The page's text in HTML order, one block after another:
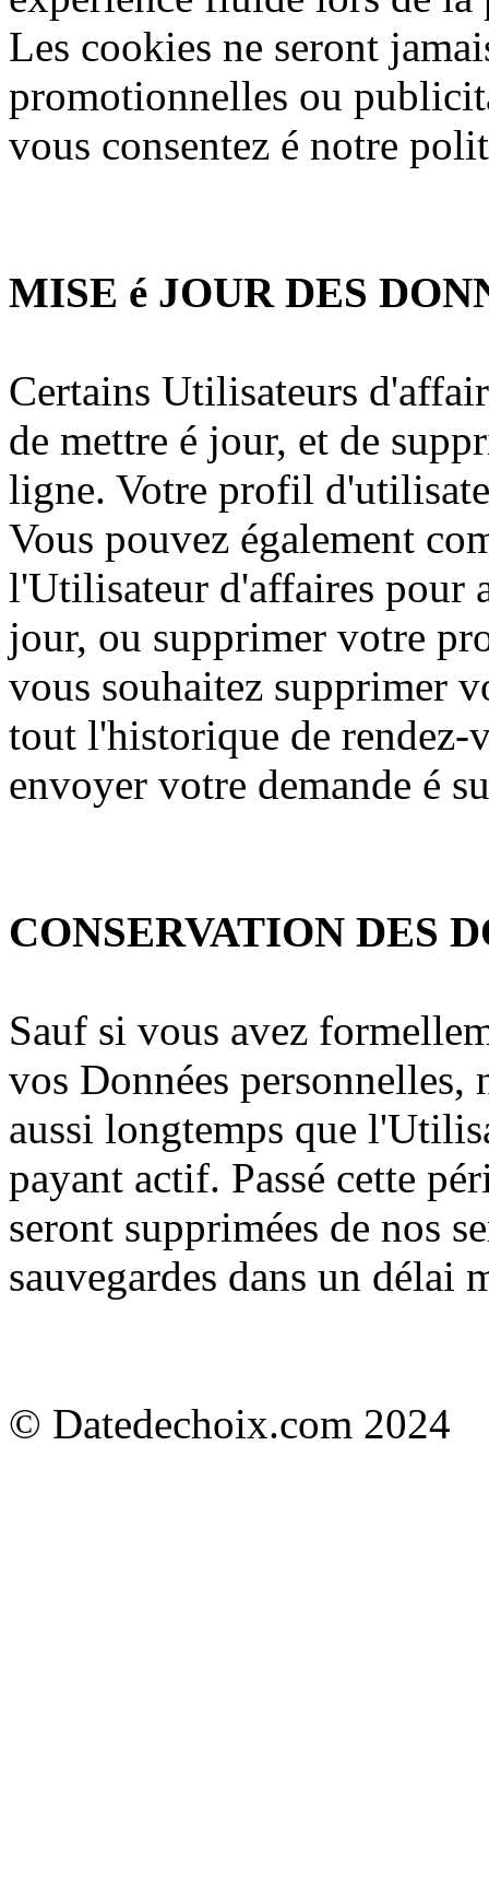
Les cookies ne seront
promotionnelles ou
vous consentez é notre
MISE é JOUR DES
Certains Utilisateurs
de mettre é jour, et de
ligne. Votre profil
Vous pouvez également
l'Utilisateur d'affaires pour
jour, ou supprimer votre
vous souhaitez supprimer
tout l'historique de rendez-
envoyer votre demande é
CONSERVATION DES
Sauf si vous avez
vos Données personnelles,
aussi longtemps que
payant actif. Passé cette
seront supprimées de nos
sauvegardes dans un délai
© Datedechoix.com 2024